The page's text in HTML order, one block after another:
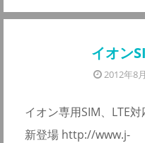
イオン
2012年8
イオン専用SIM、LTE
新登場 http://www.j-